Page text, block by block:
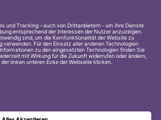
Kirchenkreis Lübbecke